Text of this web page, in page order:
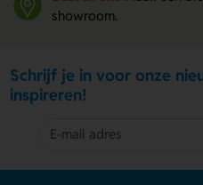
showroom.
Schrijf je in voor onze
inspireren!